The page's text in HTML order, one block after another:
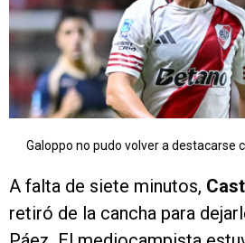
Galoppo no pudo volver a destacarse
A falta de siete minutos,
retiró de la cancha para